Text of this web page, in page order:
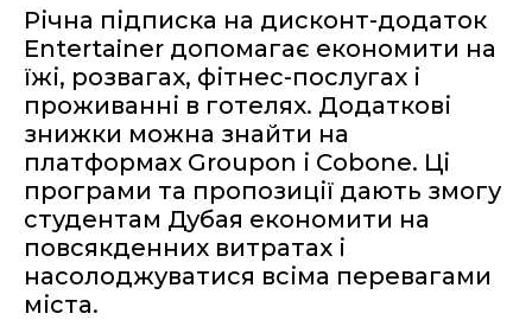
Річна підписка на дисконт-додаток
Entertainer допомагає економити на
їжі, розвагах, фітнес-послугах і
проживанні в готелях. Додаткові
знижки можна знайти на
платформах Groupon і Cobone. Ці
програми та пропозиції дають змогу
студентам Дубая економити на
повсякденних витратах і
насолоджуватися всіма перевагами
міста.